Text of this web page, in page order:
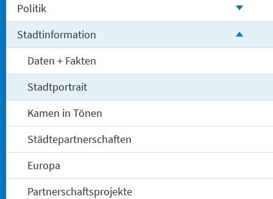
Politik
Stadtinformation
Daten + Fakten
Stadtportrait
Kamen in Tönen
Städtepartnerschaften
Europa
Partnerschaftsprojekte